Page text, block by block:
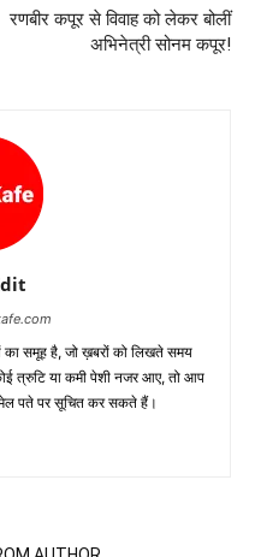
रणबीर कपूर से विवाह को लेकर बोलीं
अभिनेत्री सोनम कपूर!
समूह है, जो ख़बरों को लिखते समय
त्रुटि या कमी पेशी नजर आए, तो आप
पते पर सूचित कर सकते हैं।